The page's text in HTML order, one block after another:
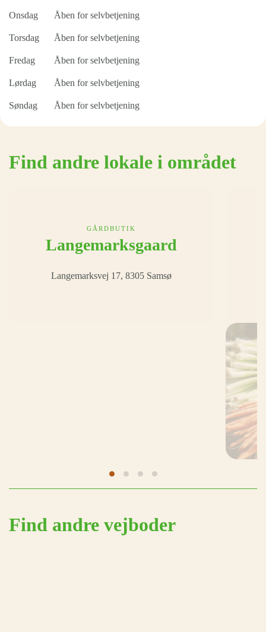
Onsdag Åben for selvbetjening
Torsdag Åben for selvbetjening
Fredag Åben for selvbetjening
Lørdag Åben for selvbetjening
Søndag Åben for selvbetjening
Find andre lokale i området
GÅRDBUTIK
Langemarksgaard
Langemarksvej 17, 8305 Samsø
Find andre vejboder